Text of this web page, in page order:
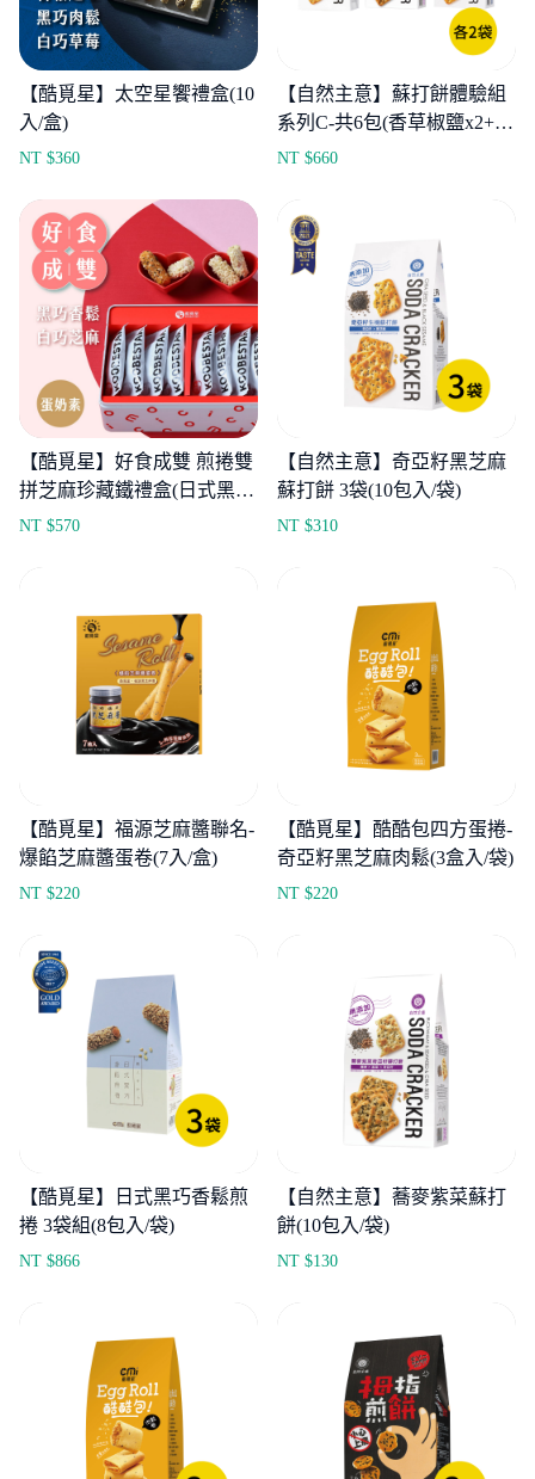
【酷覓星】太空星饗禮盒(10
入/盒)
NT $360
【自然主意】蘇打餅體驗組
系列C-共6包(香草椒鹽x2+黑
芝麻x2+紫菜x2)
NT $660
【酷覓星】好食成雙 煎捲雙
拼芝麻珍藏鐵禮盒(日式黑巧
香鬆煎捲x8+法式白巧芝麻
NT $570
【自然主意】奇亞籽黑芝麻
蘇打餅 3袋(10包入/袋)
NT $310
【酷覓星】福源芝麻醬聯名-
爆餡芝麻醬蛋卷(7入/盒)
NT $220
【酷覓星】酷酷包四方蛋捲-
奇亞籽黑芝麻肉鬆(3盒入/袋)
NT $220
【酷覓星】日式黑巧香鬆煎
捲 3袋組(8包入/袋)
NT $866
【自然主意】蕎麥紫菜蘇打
餅(10包入/袋)
NT $130